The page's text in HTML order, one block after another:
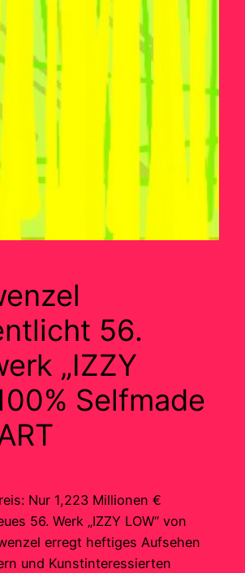
56.
„IZZY
Selfmade
Nur 1,223 Millionen €
56. Werk „IZZY LOW“ von
erregt heftiges Aufsehen
und Kunstinteressierten